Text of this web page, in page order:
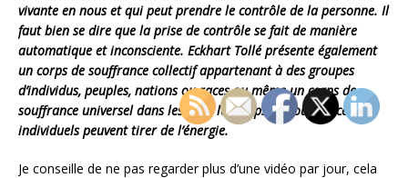
vivante en nous et qui peut prendre le contrôle de la personne. Il
faut bien se dire que la prise de contrôle se fait de manière
automatique et inconsciente. Eckhart Tollé présente également
un corps de souffrance collectif appartenant à des groupes
d’individus, peuples, nations ou races ou même un corps de
souffrance universel dans lesquels les corps de souffrances
individuels peuvent tirer de l’énergie.
Je conseille de ne pas regarder plus d’une vidéo par jour, cela